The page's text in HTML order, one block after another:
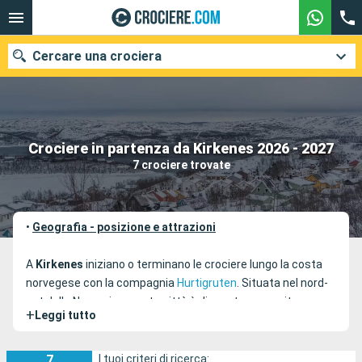
Crociere in partenza da Kirkenes 2026 - 2027
7 crociere trovate
Cercare una crociera
Le nostre destinazioni
Mesi di partenza
Porti Compagnie
Ricerca
• Geografia - posizione e attrazioni
A Kirkenes iniziano o terminano le crociere lungo la costa
norvegese con la compagnia Hurtigruten. Situata nel nord-
est della Norvegia, questa città è disposta su un sito
pregevole delimitato dal Bøkfjorden, uno dei rami del fiordo
conferisce un'atmosfera molto diversa dalle altre città
+ Leggi tutto
I tuoi criteri di ricerca: